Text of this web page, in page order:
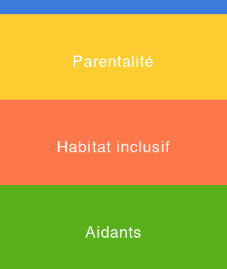
Parentalité
Habitat inclusif
Aidants